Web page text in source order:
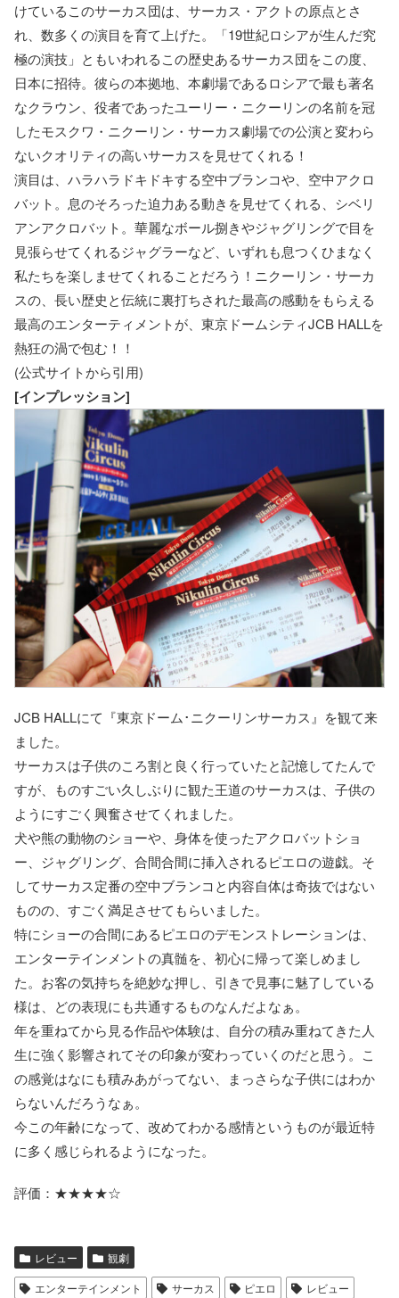
けているこのサーカス団は、サーカス・アクトの原点とさ
れ、数多くの演目を育て上げた。「19世紀ロシアが生んだ究
極の演技」ともいわれるこの歴史あるサーカス団をこの度、
日本に招待。彼らの本拠地、本劇場であるロシアで最も著名
なクラウン、役者であったユーリー・ニクーリンの名前を冠
したモスクワ・ニクーリン・サーカス劇場での公演と変わら
ないクオリティの高いサーカスを見せてくれる！
演目は、ハラハラドキドキする空中ブランコや、空中アクロ
バット。息のそろった迫力ある動きを見せてくれる、シベリ
アンアクロバット。華麗なボール捌きやジャグリングで目を
見張らせてくれるジャグラーなど、いずれも息つくひまなく
私たちを楽しませてくれることだろう！ニクーリン・サーカ
スの、長い歴史と伝統に裏打ちされた最高の感動をもらえる
最高のエンターティメントが、東京ドームシティJCB HALLを
熱狂の渦で包む！！
(公式サイトから引用)
[インプレッション]
JCB HALLにて『東京ドーム･ニクーリンサーカス』を観て来
ました。
サーカスは子供のころ割と良く行っていたと記憶してたんで
すが、ものすごい久しぶりに観た王道のサーカスは、子供の
ようにすごく興奮させてくれました。
犬や熊の動物のショーや、身体を使ったアクロバットショ
ー、ジャグリング、合間合間に挿入されるピエロの遊戯。そ
してサーカス定番の空中ブランコと内容自体は奇抜ではない
ものの、すごく満足させてもらいました。
特にショーの合間にあるピエロのデモンストレーションは、
エンターテインメントの真髄を、初心に帰って楽しめまし
た。お客の気持ちを絶妙な押し、引きで見事に魅了している
様は、どの表現にも共通するものなんだよなぁ。
年を重ねてから見る作品や体験は、自分の積み重ねてきた人
生に強く影響されてその印象が変わっていくのだと思う。こ
の感覚はなにも積みあがってない、まっさらな子供にはわか
らないんだろうなぁ。
今この年齢になって、改めてわかる感情というものが最近特
に多く感じられるようになった。
評価：★★★★☆
レビュー 観劇
エンターテインメント サーカス ピエロ レビュー